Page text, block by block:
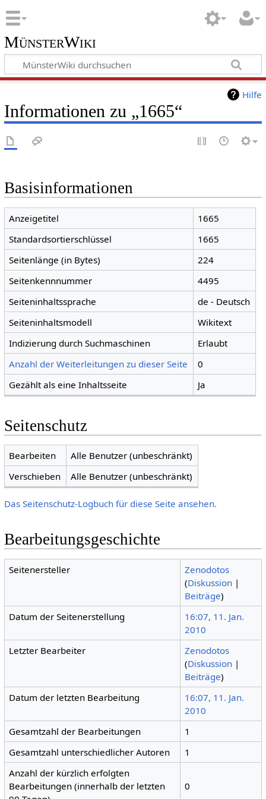
MünsterWiki
Hilfe
Informationen zu „1665“
Basisinformationen
Anzeigetitel
1665
Standardsortierschlüssel
1665
Seitenlänge (in Bytes)
224
Seitenkennnummer
4495
Seiteninhaltssprache
de - Deutsch
Seiteninhaltsmodell
Wikitext
Indizierung durch Suchmaschinen
Erlaubt
Anzahl der Weiterleitungen zu dieser Seite
0
Gezählt als eine Inhaltsseite
Ja
Seitenschutz
Bearbeiten
Alle Benutzer (unbeschränkt)
Verschieben
Alle Benutzer (unbeschränkt)
Das Seitenschutz-Logbuch für diese Seite ansehen.
Bearbeitungsgeschichte
Seitenersteller
Zenodotos
(Diskussion |
Beiträge)
Datum der Seitenerstellung
16:07, 11. Jan.
2010
Letzter Bearbeiter
Zenodotos
(Diskussion |
Beiträge)
Datum der letzten Bearbeitung
16:07, 11. Jan.
2010
Gesamtzahl der Bearbeitungen
1
Gesamtzahl unterschiedlicher Autoren
1
Anzahl der kürzlich erfolgten
Bearbeitungen (innerhalb der letzten
0